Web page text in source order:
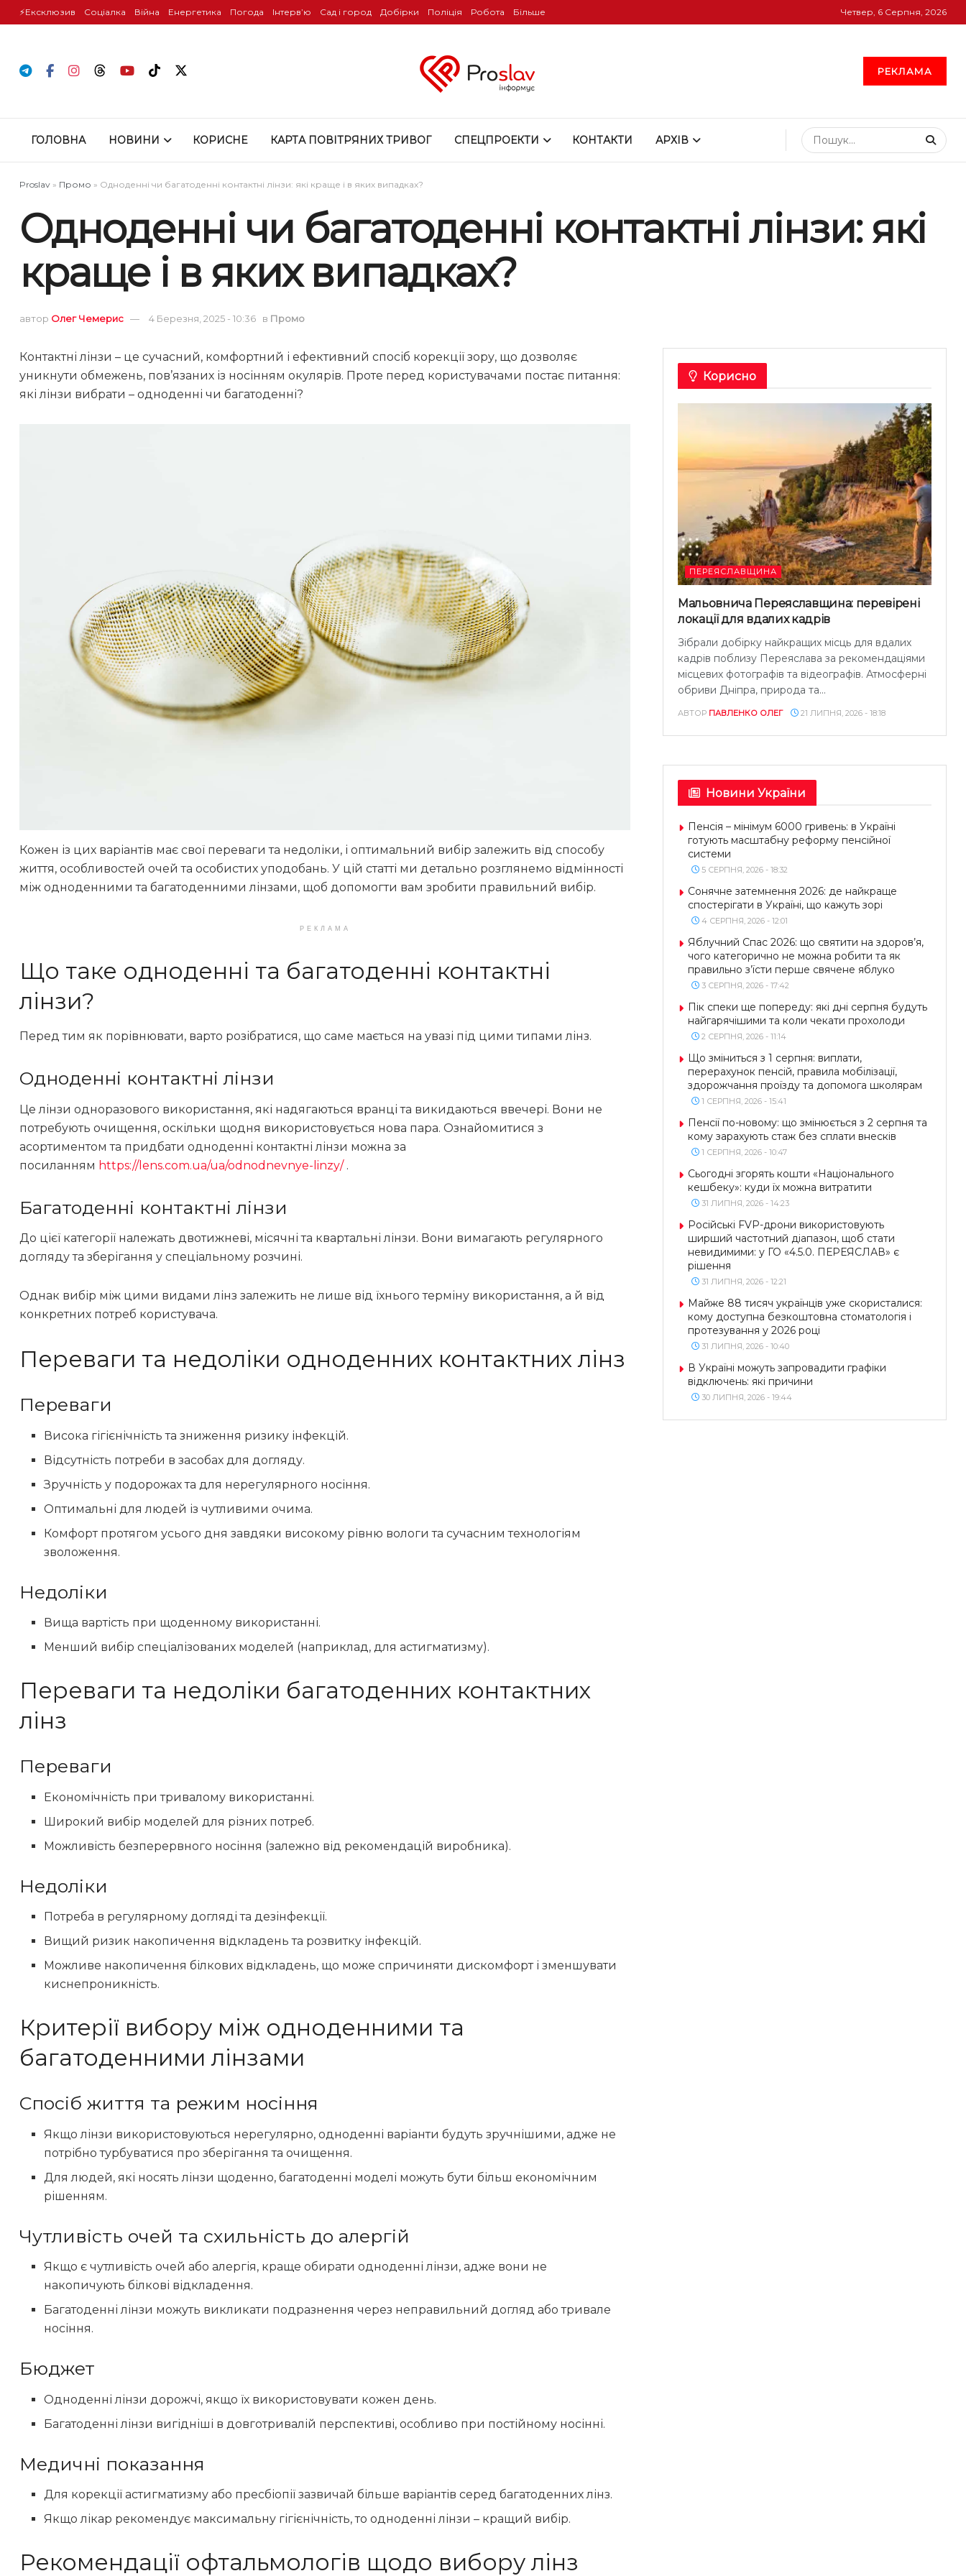
⚡️Ексклюзив Соціалка Війна Енергетика Погода Інтервʼю Сад і город Добірки Поліція Робота Більше Четвер, 6 Серпня, 2026
РЕКЛАМА
ГОЛОВНА НОВИНИ КОРИСНЕ КАРТА ПОВІТРЯНИХ ТРИВОГ СПЕЦПРОЕКТИ КОНТАКТИ АРХІВ
Proslav » Промо » Одноденні чи багатоденні контактні лінзи: які краще і в яких випадках?
Одноденні чи багатоденні контактні лінзи: які
краще і в яких випадках?
автор Олег Чемерис 4 Березня, 2025 - 10:36 в Промо
Контактні лінзи – це сучасний, комфортний і ефективний спосіб корекції зору, що дозволяє
уникнути обмежень, пов’язаних із носінням окулярів. Проте перед користувачами постає питання:
які лінзи вибрати – одноденні чи багатоденні?
Кожен із цих варіантів має свої переваги та недоліки, і оптимальний вибір залежить від способу
життя, особливостей очей та особистих уподобань. У цій статті ми детально розглянемо відмінності
між одноденними та багатоденними лінзами, щоб допомогти вам зробити правильний вибір.
РЕКЛАМА
Що таке одноденні та багатоденні контактні
лінзи?
Перед тим як порівнювати, варто розібратися, що саме мається на увазі під цими типами лінз.
Одноденні контактні лінзи
Це лінзи одноразового використання, які надягаються вранці та викидаються ввечері. Вони не
потребують очищення, оскільки щодня використовується нова пара. Ознайомитися з
асортиментом та придбати одноденні контактні лінзи можна за
посиланням https://lens.com.ua/ua/odnodnevnye-linzy/ .
Багатоденні контактні лінзи
До цієї категорії належать двотижневі, місячні та квартальні лінзи. Вони вимагають регулярного
догляду та зберігання у спеціальному розчині.
Однак вибір між цими видами лінз залежить не лише від їхнього терміну використання, а й від
конкретних потреб користувача.
Переваги та недоліки одноденних контактних лінз
Переваги
Висока гігієнічність та зниження ризику інфекцій.
Відсутність потреби в засобах для догляду.
Зручність у подорожах та для нерегулярного носіння.
Оптимальні для людей із чутливими очима.
Комфорт протягом усього дня завдяки високому рівню вологи та сучасним технологіям
зволоження.
Недоліки
Вища вартість при щоденному використанні.
Менший вибір спеціалізованих моделей (наприклад, для астигматизму).
Переваги та недоліки багатоденних контактних
лінз
Переваги
Економічність при тривалому використанні.
Широкий вибір моделей для різних потреб.
Можливість безперервного носіння (залежно від рекомендацій виробника).
Недоліки
Потреба в регулярному догляді та дезінфекції.
Вищий ризик накопичення відкладень та розвитку інфекцій.
Можливе накопичення білкових відкладень, що може спричиняти дискомфорт і зменшувати
киснепроникність.
Критерії вибору між одноденними та
багатоденними лінзами
Спосіб життя та режим носіння
Якщо лінзи використовуються нерегулярно, одноденні варіанти будуть зручнішими, адже не
потрібно турбуватися про зберігання та очищення.
Для людей, які носять лінзи щоденно, багатоденні моделі можуть бути більш економічним
рішенням.
Чутливість очей та схильність до алергій
Якщо є чутливість очей або алергія, краще обирати одноденні лінзи, адже вони не
накопичують білкові відкладення.
Багатоденні лінзи можуть викликати подразнення через неправильний догляд або тривале
носіння.
Бюджет
Одноденні лінзи дорожчі, якщо їх використовувати кожен день.
Багатоденні лінзи вигідніші в довготривалій перспективі, особливо при постійному носінні.
Медичні показання
Для корекції астигматизму або пресбіопії зазвичай більше варіантів серед багатоденних лінз.
Якщо лікар рекомендує максимальну гігієнічність, то одноденні лінзи – кращий вибір.
Рекомендації офтальмологів щодо вибору лінз
Корисно
ПЕРЕЯСЛАВЩИНА
Мальовнича Переяславщина: перевірені
локації для вдалих кадрів
Зібрали добірку найкращих місць для вдалих
кадрів поблизу Переяслава за рекомендаціями
місцевих фотографів та відеографів. Атмосферні
обриви Дніпра, природа та...
АВТОР ПАВЛЕНКО ОЛЕГ 21 ЛИПНЯ, 2026 - 18:18
Новини України
Пенсія – мінімум 6000 гривень: в Україні
готують масштабну реформу пенсійної
системи
5 СЕРПНЯ, 2026 - 18:32
Сонячне затемнення 2026: де найкраще
спостерігати в Україні, що кажуть зорі
4 СЕРПНЯ, 2026 - 12:01
Яблучний Спас 2026: що святити на здоров’я,
чого категорично не можна робити та як
правильно з’їсти перше свячене яблуко
3 СЕРПНЯ, 2026 - 17:42
Пік спеки ще попереду: які дні серпня будуть
найгарячішими та коли чекати прохолоди
2 СЕРПНЯ, 2026 - 11:14
Що зміниться з 1 серпня: виплати,
перерахунок пенсій, правила мобілізації,
здорожчання проїзду та допомога школярам
1 СЕРПНЯ, 2026 - 15:41
Пенсії по-новому: що змінюється з 2 серпня та
кому зарахують стаж без сплати внесків
1 СЕРПНЯ, 2026 - 10:47
Сьогодні згорять кошти «Національного
кешбеку»: куди їх можна витратити
31 ЛИПНЯ, 2026 - 14:23
Російські FVP-дрони використовують
ширший частотний діапазон, щоб стати
невидимими: у ГО «4.5.0. ПЕРЕЯСЛАВ» є
рішення
31 ЛИПНЯ, 2026 - 12:21
Майже 88 тисяч українців уже скористалися:
кому доступна безкоштовна стоматологія і
протезування у 2026 році
31 ЛИПНЯ, 2026 - 10:40
В Україні можуть запровадити графіки
відключень: які причини
30 ЛИПНЯ, 2026 - 19:44